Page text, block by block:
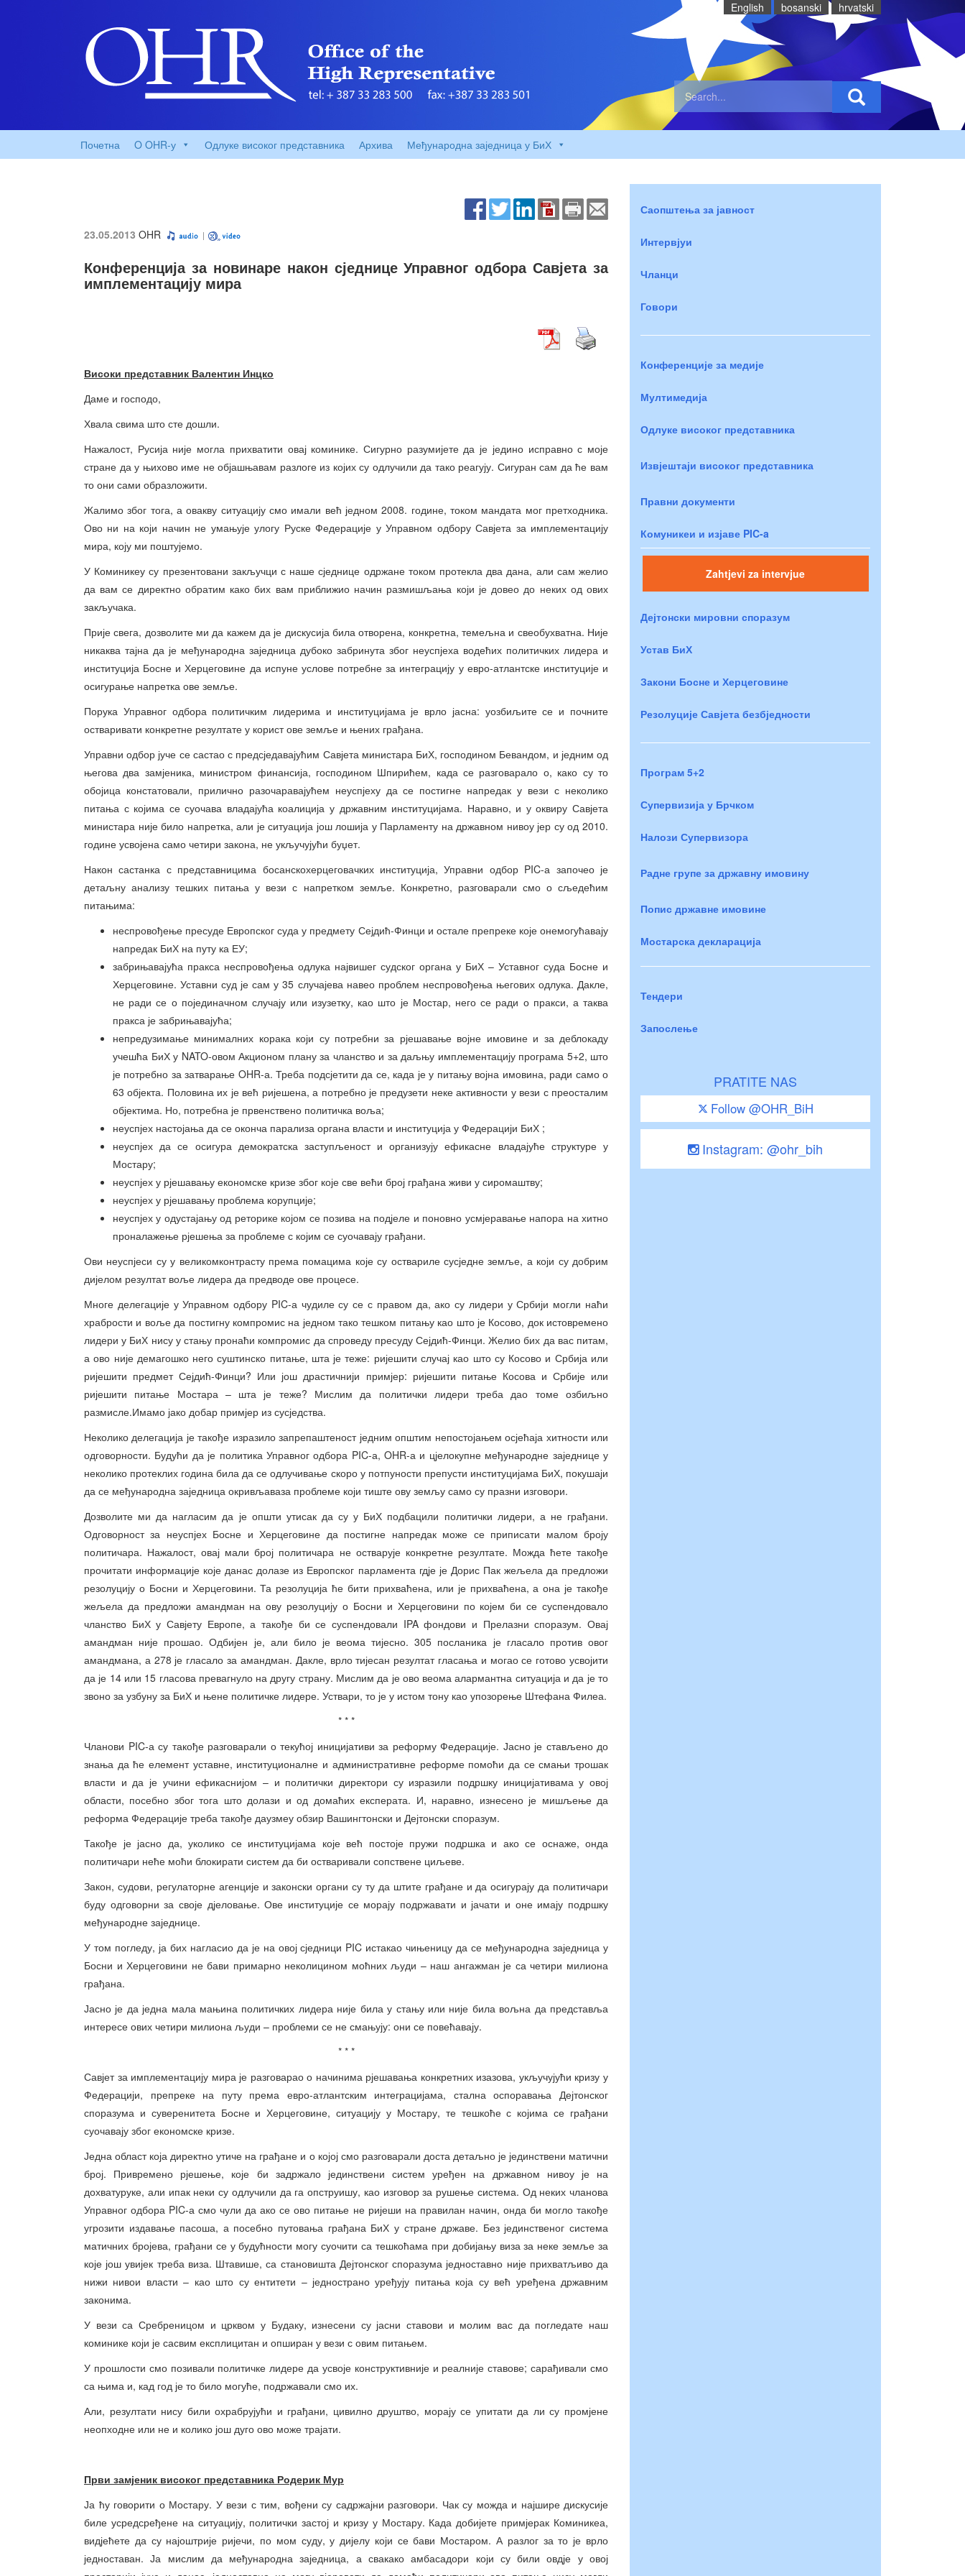
English bosanski hrvatski
Почетна O OHR-у Одлуке високог представника Архива Међународна заједница у БиХ
23.05.2013 OHR
Конференција за новинаре након сједнице Управног одбора Савјета за
имплементацију мира
Високи представник Валентин Инцко
Даме и господо,
Хвала свима што сте дошли.
Нажалост, Русија није могла прихватити овај коминике. Сигурно разумијете да је једино исправно с моје
стране да у њихово име не објашњавам разлоге из којих су одлучили да тако реагују. Сигуран сам да ће вам
то они сами образложити.
Жалимо због тога, а овакву ситуацију смо имали већ једном 2008. године, током мандата мог претходника.
Ово ни на који начин не умањује улогу Руске Федерације у Управном одбору Савјета за имплементацију
мира, коју ми поштујемо.
У Коминикеу су презентовани закључци с наше сједнице одржане током протекла два дана, али сам желио
да вам се директно обратим како бих вам приближио начин размишљања који је довео до неких од ових
закључака.
Прије свега, дозволите ми да кажем да је дискусија била отворена, конкретна, темељна и свеобухватна. Није
никаква тајна да је међународна заједница дубоко забринута због неуспјеха водећих политичких лидера и
институција Босне и Херцеговине да испуне услове потребне за интеграцију у евро-атлантске институције и
осигурање напретка ове земље.
Порука Управног одбора политичким лидерима и институцијама је врло јасна: уозбиљите се и почните
остваривати конкретне резултате у корист ове земље и њених грађана.
Управни одбор јуче се састао с предсједавајућим Савјета министара БиХ, господином Бевандом, и једним од
његова два замјеника, министром финансија, господином Шпирићем, када се разговарало о, како су то
обојица констатовали, прилично разочаравајућем неуспјеху да се постигне напредак у вези с неколико
питања с којима се суочава владајућа коалиција у државним институцијама. Наравно, и у оквиру Савјета
министара није било напретка, али је ситуација још лошија у Парламенту на државном нивоу јер су од 2010.
године усвојена само четири закона, не укључујући буџет.
Након састанка с представницима босанскохерцеговачких институција, Управни одбор PIC-а започео је
детаљну анализу тешких питања у вези с напретком земље. Конкретно, разговарали смо о сљедећим
питањима:
неспровођење пресуде Европског суда у предмету Сејдић-Финци и остале препреке које онемогућавају
напредак БиХ на путу ка ЕУ;
забрињавајућа пракса неспровођења одлука највишег судског органа у БиХ – Уставног суда Босне и
Херцеговине. Уставни суд је сам у 35 случајева навео проблем неспровођења његових одлука. Дакле,
не ради се о појединачном случају или изузетку, као што је Мостар, него се ради о пракси, а таква
пракса је забрињавајућа;
непредузимање минималних корака који су потребни за рјешавање војне имовине и за деблокаду
учешћа БиХ у NATO-овом Акционом плану за чланство и за даљњу имплементацију програма 5+2, што
је потребно за затварање OHR-а. Треба подсјетити да се, када је у питању војна имовина, ради само о
63 објекта. Половина их је већ ријешена, а потребно је предузети неке активности у вези с преосталим
објектима. Но, потребна је првенствено политичка воља;
неуспјех настојања да се оконча парализа органа власти и институција у Федерацији БиХ ;
неуспјех да се осигура демократска заступљеност и организују ефикасне владајуће структуре у
Мостару;
неуспјех у рјешавању економске кризе због које све већи број грађана живи у сиромаштву;
неуспјех у рјешавању проблема корупције;
неуспјех у одустајању од реторике којом се позива на подјеле и поновно усмјеравање напора на хитно
проналажење рјешења за проблеме с којим се суочавају грађани.
Ови неуспјеси су у великомконтрасту према помацима које су оствариле сусједне земље, а који су добрим
дијелом резултат воље лидера да предводе ове процесе.
Многе делегације у Управном одбору PIC-а чудиле су се с правом да, ако су лидери у Србији могли наћи
храбрости и воље да постигну компромис на једном тако тешком питању као што је Косово, док истовремено
лидери у БиХ нису у стању пронаћи компромис да спроведу пресуду Сејдић-Финци. Желио бих да вас питам,
а ово није демагошко него суштинско питање, шта је теже: ријешити случај као што су Косово и Србија или
ријешити предмет Сејдић-Финци? Или још драстичнији примјер: ријешити питање Косова и Србије или
ријешити питање Мостара – шта је теже? Мислим да политички лидери треба дао томе озбиљно
размисле.Имамо јако добар примјер из сусједства.
Неколико делегација је такође изразило запрепаштеност једним општим непостојањем осјећаја хитности или
одговорности. Будући да је политика Управног одбора PIC-а, OHR-а и цјелокупне међународне заједнице у
неколико протеклих година била да се одлучивање скоро у потпуности препусти институцијама БиХ, покушаји
да се међународна заједница окривљаваза проблеме који тиште ову земљу само су празни изговори.
Дозволите ми да нагласим да је општи утисак да су у БиХ подбацили политички лидери, а не грађани.
Одговорност за неуспјех Босне и Херцеговине да постигне напредак може се приписати малом броју
политичара. Нажалост, овај мали број политичара не остварује конкретне резултате. Можда ћете такође
прочитати информације које данас долазе из Европског парламента гдје је Дорис Пак жељела да предложи
резолуцију о Босни и Херцеговини. Та резолуција ће бити прихваћена, или је прихваћена, а она је такође
жељела да предложи амандман на ову резолуцију о Босни и Херцеговини по којем би се суспендовало
чланство БиХ у Савјету Европе, а такође би се суспендовали IPA фондови и Прелазни споразум. Овај
амандман није прошао. Одбијен је, али било је веома тијесно. 305 посланика је гласало против овог
амандмана, а 278 је гласало за амандман. Дакле, врло тијесан резултат гласања и могао се готово усвојити
да је 14 или 15 гласова превагнуло на другу страну. Мислим да је ово веома алармантна ситуација и да је то
звоно за узбуну за БиХ и њене политичке лидере. Уствари, то је у истом тону као упозорење Штефана Филеа.
* * *
Чланови PIC-а су такође разговарали о текућој иницијативи за реформу Федерације. Јасно је стављено до
знања да ће елемент уставне, институционалне и административне реформе помоћи да се смањи трошак
власти и да је учини ефикаснијом – и политички директори су изразили подршку иницијативама у овој
области, посебно због тога што долази и од домаћих експерата. И, наравно, изнесено је мишљење да
реформа Федерације треба такође даузмеу обзир Вашингтонски и Дејтонски споразум.
Такође је јасно да, уколико се институцијама које већ постоје пружи подршка и ако се оснаже, онда
политичари неће моћи блокирати систем да би остваривали сопствене циљеве.
Закон, судови, регулаторне агенције и законски органи су ту да штите грађане и да осигурају да политичари
буду одговорни за своје дјеловање. Ове институције се морају подржавати и јачати и оне имају подршку
међународне заједнице.
У том погледу, ја бих нагласио да је на овој сједници PIC истакао чињеницу да се међународна заједница у
Босни и Херцеговини не бави примарно неколицином моћних људи – наш ангажман је са четири милиона
грађана.
Јасно је да једна мала мањина политичких лидера није била у стању или није била вољна да представља
интересе ових четири милиона људи – проблеми се не смањују: они се повећавају.
* * *
Савјет за имплементацију мира је разговарао о начинима рјешавања конкретних изазова, укључујући кризу у
Федерацији, препреке на путу према евро-атлантским интеграцијама, стална оспоравања Дејтонског
споразума и суверенитета Босне и Херцеговине, ситуацију у Мостару, те тешкоће с којима се грађани
суочавају због економске кризе.
Једна област која директно утиче на грађане и о којој смо разговарали доста детаљно је јединствени матични
број. Привремено рјешење, које би задржало јединствени систем уређен на државном нивоу је на
дохватуруке, али ипак неки су одлучили да га опструишу, као изговор за рушење система. Од неких чланова
Управног одбора PIC-а смо чули да ако се ово питање не ријеши на правилан начин, онда би могло такође
угрозити издавање пасоша, а посебно путовања грађана БиХ у стране државе. Без јединственог система
матичних бројева, грађани се у будућности могу суочити са тешкоћама при добијању виза за неке земље за
које још увијек треба виза. Штавише, са становишта Дејтонског споразума једноставно није прихватљиво да
нижи нивои власти – као што су ентитети – једнострано уређују питања која су већ уређена државним
законима.
У вези са Сребреницом и црквом у Будаку, изнесени су јасни ставови и молим вас да погледате наш
коминике који је сасвим експлицитан и опширан у вези с овим питањем.
У прошлости смо позивали политичке лидере да усвоје конструктивније и реалније ставове; сарађивали смо
са њима и, кад год је то било могуће, подржавали смо их.
Али, резултати нису били охрабрујући и грађани, цивилно друштво, морају се упитати да ли су промјене
неопходне или не и колико још дуго ово може трајати.
Први замјеник високог представника Родерик Мур
Ја ћу говорити о Мостару. У вези с тим, вођени су садржајни разговори. Чак су можда и најшире дискусије
биле усредсређене на ситуацију, политички застој и кризу у Мостару. Када добијете примјерак Коминикеа,
видјећете да су најоштрије ријечи, по мом суду, у дијелу који се бави Мостаром. А разлог за то је врло
једноставан. Ја мислим да међународна заједница, а свакако амбасадори који су били овдје у овој
Саопштења за јавност
Интервјуи
Чланци
Говори
Конференције за медије
Мултимедија
Одлуке високог представника
Извјештаји високог представника
Правни документи
Комуникеи и изјаве PIC-a
Zahtjevi za intervjue
Дејтонски мировни споразум
Устав БиХ
Закони Босне и Херцеговине
Резолуције Савјета безбједности
Програм 5+2
Супервизија у Брчком
Налози Супервизора
Радне групе за државну имовину
Попис државне имовине
Мостарска декларација
Тендери
Запослење
PRATITE NAS
Follow @OHR_BiH
Instagram: @ohr_bih